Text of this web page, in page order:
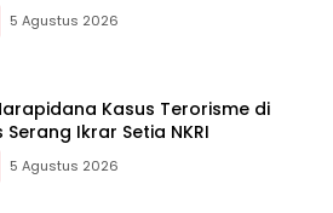
5 Agustus 2026
Kasus Terorisme di
Serang Ikrar Setia NKRI
5 Agustus 2026